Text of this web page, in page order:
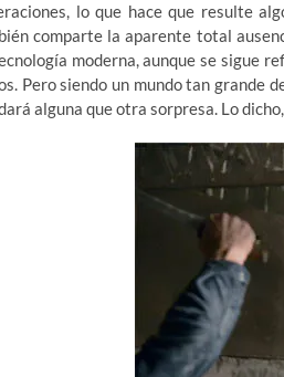
lo que hace que resulte
comparte la aparente total
moderna, aunque se sigue
Pero siendo un mundo tan grande
alguna que otra sorpresa. Lo